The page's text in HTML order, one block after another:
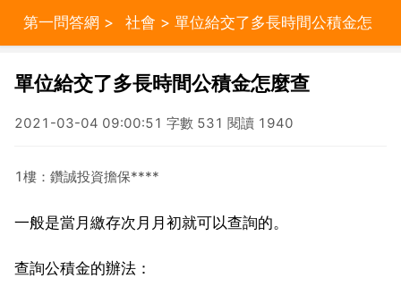
第一問答網 > 社會 > 單位給交了多長時間公積金怎
單位給交了多長時間公積金怎麼查
2021-03-04 09:00:51 字數 531 閱讀 1940
1樓：鑽誠投資擔保****
一般是當月繳存次月月初就可以查詢的。
查詢公積金的辦法：